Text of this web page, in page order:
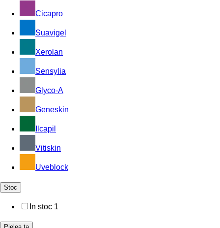
Cicapro
Suavigel
Xerolan
Sensylia
Glyco-A
Geneskin
Ilcapil
Vitiskin
Uveblock
Stoc
In stoc 1